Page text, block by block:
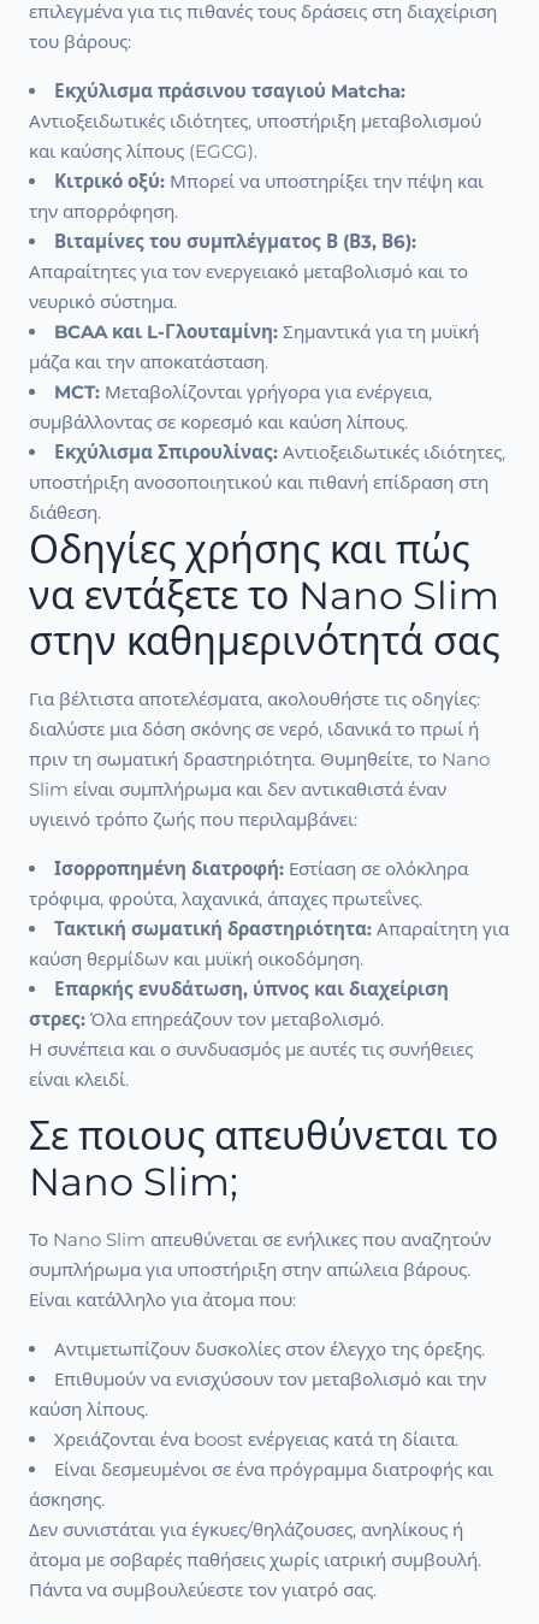
επιλεγμένα για τις πιθανές τους δράσεις στη διαχείριση
του βάρους:
Εκχύλισμα πράσινου τσαγιού Matcha:
Αντιοξειδωτικές ιδιότητες, υποστήριξη μεταβολισμού
και καύσης λίπους (EGCG).
Κιτρικό οξύ: Μπορεί να υποστηρίξει την πέψη και
την απορρόφηση.
Βιταμίνες του συμπλέγματος Β (Β3, Β6):
Απαραίτητες για τον ενεργειακό μεταβολισμό και το
νευρικό σύστημα.
BCAA και L-Γλουταμίνη: Σημαντικά για τη μυϊκή
μάζα και την αποκατάσταση.
MCT: Μεταβολίζονται γρήγορα για ενέργεια,
συμβάλλοντας σε κορεσμό και καύση λίπους.
Εκχύλισμα Σπιρουλίνας: Αντιοξειδωτικές ιδιότητες,
υποστήριξη ανοσοποιητικού και πιθανή επίδραση στη
διάθεση.
Οδηγίες χρήσης και πώς
να εντάξετε το Nano Slim
στην καθημερινότητά σας
Για βέλτιστα αποτελέσματα, ακολουθήστε τις οδηγίες:
διαλύστε μια δόση σκόνης σε νερό, ιδανικά το πρωί ή
πριν τη σωματική δραστηριότητα. Θυμηθείτε, το Nano
Slim είναι συμπλήρωμα και δεν αντικαθιστά έναν
υγιεινό τρόπο ζωής που περιλαμβάνει:
Ισορροπημένη διατροφή: Εστίαση σε ολόκληρα
τρόφιμα, φρούτα, λαχανικά, άπαχες πρωτεΐνες.
Τακτική σωματική δραστηριότητα: Απαραίτητη για
καύση θερμίδων και μυϊκή οικοδόμηση.
Επαρκής ενυδάτωση, ύπνος και διαχείριση
στρες: Όλα επηρεάζουν τον μεταβολισμό.
Η συνέπεια και ο συνδυασμός με αυτές τις συνήθειες
είναι κλειδί.
Σε ποιους απευθύνεται το
Nano Slim;
Το Nano Slim απευθύνεται σε ενήλικες που αναζητούν
συμπλήρωμα για υποστήριξη στην απώλεια βάρους.
Είναι κατάλληλο για άτομα που:
Αντιμετωπίζουν δυσκολίες στον έλεγχο της όρεξης.
Επιθυμούν να ενισχύσουν τον μεταβολισμό και την
καύση λίπους.
Χρειάζονται ένα boost ενέργειας κατά τη δίαιτα.
Είναι δεσμευμένοι σε ένα πρόγραμμα διατροφής και
άσκησης.
Δεν συνιστάται για έγκυες/θηλάζουσες, ανηλίκους ή
άτομα με σοβαρές παθήσεις χωρίς ιατρική συμβουλή.
Πάντα να συμβουλεύεστε τον γιατρό σας.